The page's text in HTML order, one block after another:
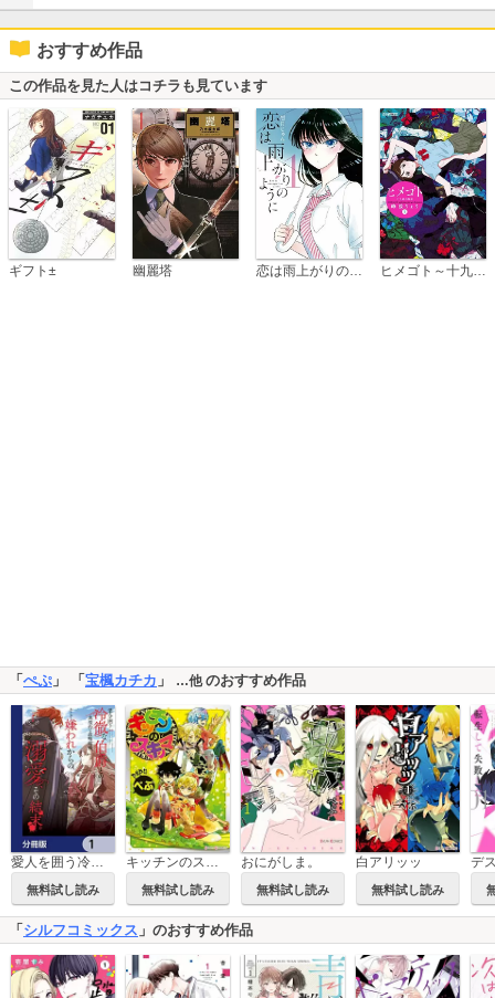
おすすめ作品
この作品を見た人はコチラも見ています
ギフト± 幽麗塔 ヒメゴト～十九歳の制服～
「ぺぷ 」 「宝楓カチカ 」 …他のおすすめ作品
愛人を囲う冷徹な伯爵との典型的な政略結婚、そして嫌われからの溺愛、その結末。【分冊版】
無料試し読み
キッチンのスキマ
無料試し読み
おにがしま。
無料試し読み
白アリッッ
無料試し読み
「 シルフコミックス 」のおすすめ作品